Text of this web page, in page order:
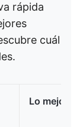
rápida
cuál
Lo mejor